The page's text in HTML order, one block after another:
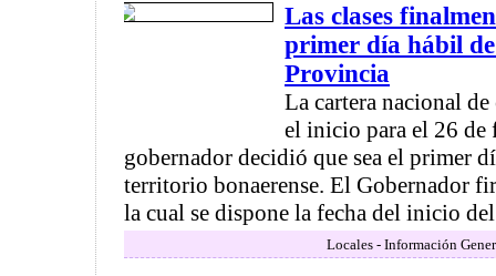
Las clases
primer día hábil
Provincia
La cartera nacional
el inicio para el 26 de
gobernador decidió que sea el primer
territorio bonaerense. El Gobernador
la cual se dispone la fecha del inicio
Locales - Información